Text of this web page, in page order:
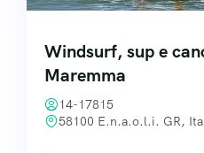
Windsurf, sup e
Maremma
14-17815
58100 E.n.a.o.l.i. GR,